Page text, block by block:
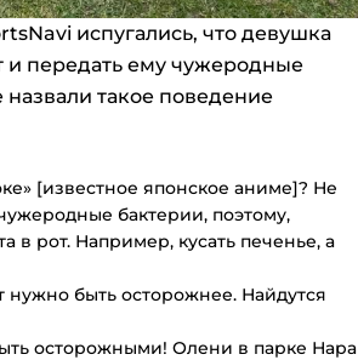
испугались, что девушка
и передать ему чужеродные
такое поведение
[известное японское аниме]? Не
бактерии, поэтому,
в рот. Например, кусать печенье, а
быть осторожнее. Найдутся
осторожными! Олени в парке Нара